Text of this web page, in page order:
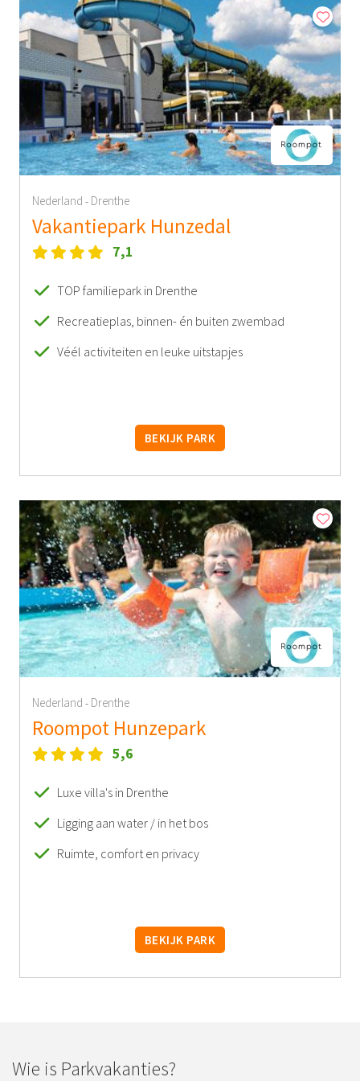
Nederland - Drenthe
Vakantiepark Hunzedal
7,1
TOP familiepark in Drenthe
Recreatieplas, binnen- én buiten zwembad
Véél activiteiten en leuke uitstapjes
BEKIJK PARK
Nederland - Drenthe
Roompot Hunzepark
5,6
Luxe villa's in Drenthe
Ligging aan water / in het bos
Ruimte, comfort en privacy
BEKIJK PARK
Wie is Parkvakanties?